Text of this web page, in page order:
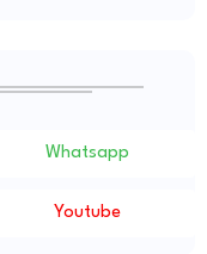
Whatsapp
Youtube